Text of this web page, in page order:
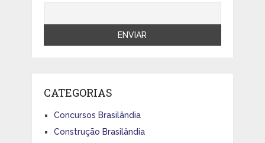
CATEGORIAS
Concursos Brasilândia
Construção Brasilândia